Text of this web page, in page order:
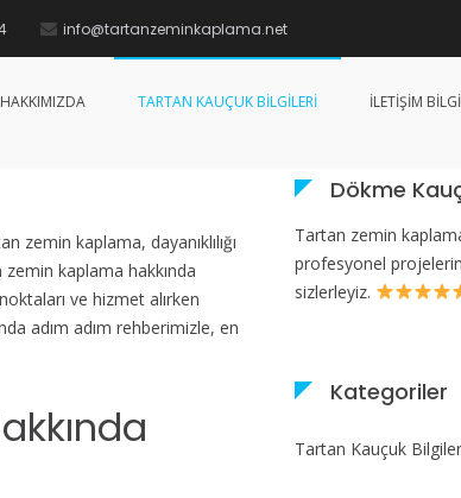
info@tartanzeminkaplama.net
HAKKIMIZDA TARTAN KAUÇUK BILGILERI İLETIŞIM
Yazılar
zemin kaplama, dayanıklılığı
kaplama hakkında
ve hizmet alırken
adım adım rehberimizle, en
Dökme
Tartan zemin
profesyonel
sizlerleyiz.
Kategoriler
Tartan Kauçuk